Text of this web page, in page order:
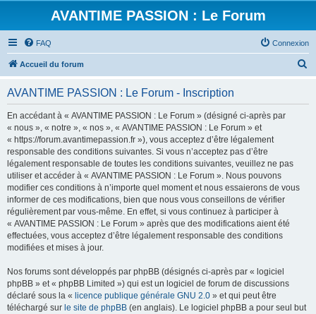
AVANTIME PASSION : Le Forum
FAQ Connexion
Accueil du forum
AVANTIME PASSION : Le Forum - Inscription
En accédant à « AVANTIME PASSION : Le Forum » (désigné ci-après par
« nous », « notre », « nos », « AVANTIME PASSION : Le Forum » et
« https://forum.avantimepassion.fr »), vous acceptez d’être légalement
responsable des conditions suivantes. Si vous n’acceptez pas d’être
légalement responsable de toutes les conditions suivantes, veuillez ne pas
utiliser et accéder à « AVANTIME PASSION : Le Forum ». Nous pouvons
modifier ces conditions à n’importe quel moment et nous essaierons de vous
informer de ces modifications, bien que nous vous conseillons de vérifier
régulièrement par vous-même. En effet, si vous continuez à participer à
« AVANTIME PASSION : Le Forum » après que des modifications aient été
effectuées, vous acceptez d’être légalement responsable des conditions
modifiées et mises à jour.
Nos forums sont développés par phpBB (désignés ci-après par « logiciel
phpBB » et « phpBB Limited ») qui est un logiciel de forum de discussions
déclaré sous la « licence publique générale GNU 2.0 » et qui peut être
téléchargé sur le site de phpBB (en anglais). Le logiciel phpBB a pour seul but